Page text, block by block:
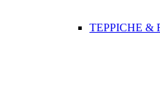
TEPPICHE &